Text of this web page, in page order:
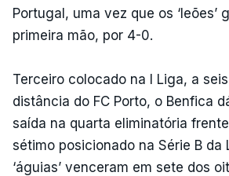
Portugal, uma vez que os ‘leões’
primeira mão, por 4-0.
Terceiro colocado na I Liga, a
distância do FC Porto, o Benfica
saída na quarta eliminatória
sétimo posicionado na Série B da
‘águias’ venceram em sete dos